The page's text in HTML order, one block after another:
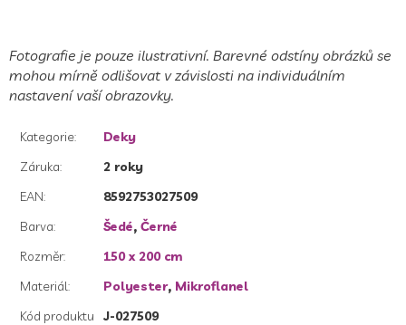
Fotografie je pouze ilustrativní. Barevné odstíny obrázků se
mohou mírně odlišovat v závislosti na individuálním
nastavení vaší obrazovky.
Kategorie:
Deky
Záruka:
2 roky
EAN:
8592753027509
Barva: Šedé, Černé
Rozměr:
150 x 200 cm
Materiál: Polyester, Mikroflanel
Kód produktu
J-027509